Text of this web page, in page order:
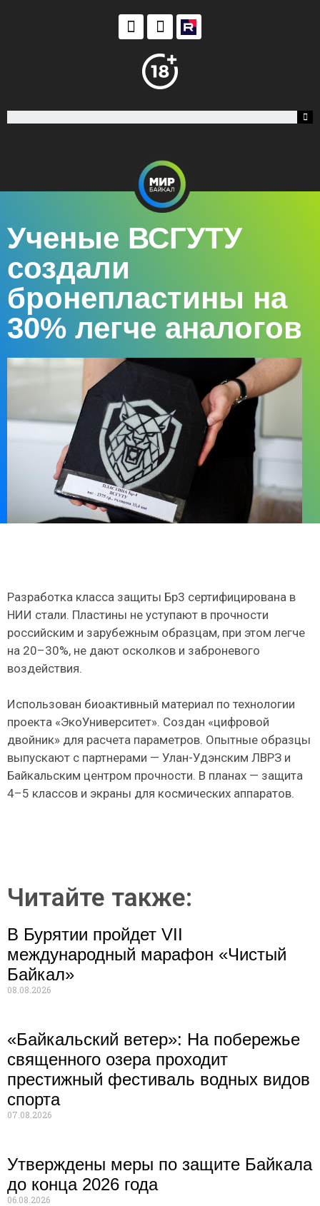
Ученые ВСГУТУ
создали
бронепластины на
30% легче аналогов
Разработка класса защиты Бр3 сертифицирована в
НИИ стали. Пластины не уступают в прочности
российским и зарубежным образцам, при этом легче
на 20–30%, не дают осколков и заброневого
воздействия.
Использован биоактивный материал по технологии
проекта «ЭкоУниверситет». Создан «цифровой
двойник» для расчета параметров. Опытные образцы
выпускают с партнерами — Улан-Удэнским ЛВРЗ и
Байкальским центром прочности. В планах — защита
4–5 классов и экраны для космических аппаратов.
Читайте также:
В Бурятии пройдет VII
международный марафон «Чистый
Байкал»
08.08.2026
«Байкальский ветер»: На побережье
священного озера проходит
престижный фестиваль водных видов
спорта
07.08.2026
Утверждены меры по защите Байкала
до конца 2026 года
06.08.2026